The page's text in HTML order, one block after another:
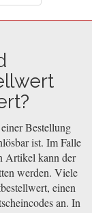
Bestellung
ist. Im Falle
Artikel kann der
werden. Viele
einen
an. In